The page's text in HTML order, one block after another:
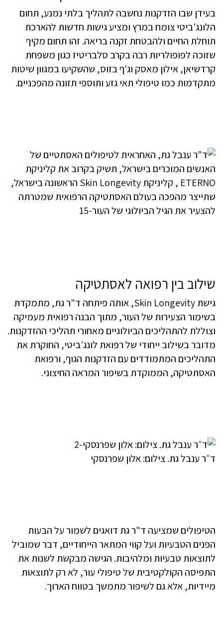
בעידן שבו הזדקנות נחשבה לתהליך בלתי נמנע, תחום
הלונג'ביטי צומח במרץ ומציע גישות חדשות להארכת
תוחלת החיים ולהבטחת זקנה בריאה. זהו תחום מקיף
שזוכה לפופולריות רבה בקרב סלבריטיז כגון משפחת
קרדשיאן, אילון מאסק וג'ף בזוס, שהשקיעו במגוון שיטות
מתקדמות כמו טיפולי תאי גזע ותוספי תזונה מהפכניים.
שילוב בין רפואה לאסתטיקה
גישת Skin Longevity, אותה פיתחה ד"ר גת, מתמקדת
בשימור הצעירות של העור, מתוך הבנה רפואית מעמיקה
וצוללת להתהליכים הביולוגיים מאחורי תהליכי ההזדקנות.
מדובר בשילוב ייחודי של רפואת לונג'ביטי, החוקרת את
התהליכים המתמודדים עם הזדקנות הגוף, ורפואת
האסתטיקה, הממוקדת בשיפור המראה החיצוני.
ד״ר ענבל גת. צילום: אלון שפרנסקי
הטיפולים שמציעה ד"ר גת דואגים לשמור על הבעות
הפנים הטבעיות ועל קווי המתאר הייחודיים, דבר שמוביל
לתוצאות טבעיות ומלהיבות. הגישה מבקשת לשנות את
התפיסה הקולקטיבית של טיפולי עור, לא רק לתוצאות
מיידיות, אלא גם לשיפור מתמשך בטווח הארוך.